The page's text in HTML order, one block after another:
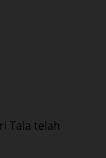
Tala telah